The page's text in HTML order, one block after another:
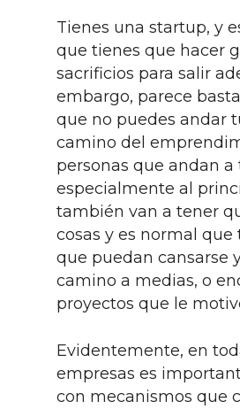
Tienes una startup, y
que tienes que hacer
sacrificios para salir
embargo, parece
que no puedes andar
camino del
personas que andan a
especialmente al
también van a tener
cosas y es normal que
que puedan cansarse
camino a medias, o
proyectos que le
Evidentemente, en
empresas es
con mecanismos que